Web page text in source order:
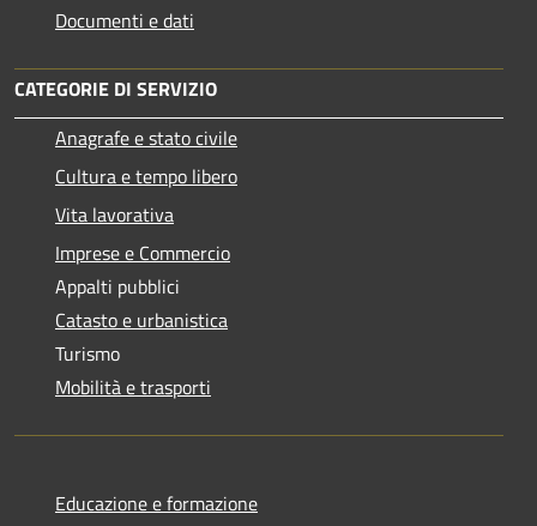
Documenti e dati
CATEGORIE DI SERVIZIO
Anagrafe e stato civile
Cultura e tempo libero
Vita lavorativa
Imprese e Commercio
Appalti pubblici
Catasto e urbanistica
Turismo
Mobilità e trasporti
Educazione e formazione